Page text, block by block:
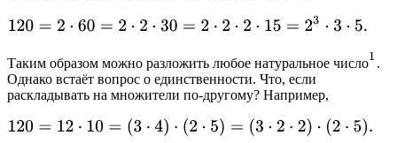
Таким образом можно разложить любое натуральное число .
Однако встаёт вопрос о единственности. Что, если
раскладывать на множители по-другому? Например,